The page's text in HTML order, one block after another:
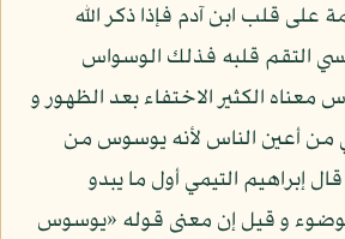
قلب ابن آدم فإذا ذكر الله
التقم قلبه فذلك الوسواس
الكثير الاختفاء بعد الظهور و
من أعين الناس لأنه يوسوس من
إبراهيم التيمي أول ما يبدو
و قيل إن معنى قوله «يوسوس